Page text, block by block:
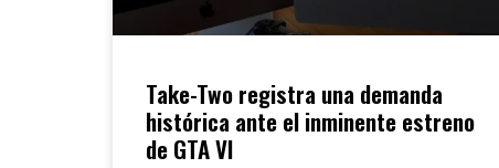
Take-Two registra una demanda
histórica ante el inminente estreno
de GTA VI